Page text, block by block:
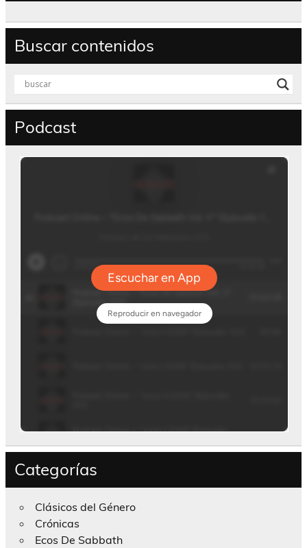
Buscar contenidos
Podcast
Categorías
Clásicos del Género
Crónicas
Ecos De Sabbath